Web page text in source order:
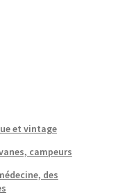
et vintage
campeurs
des